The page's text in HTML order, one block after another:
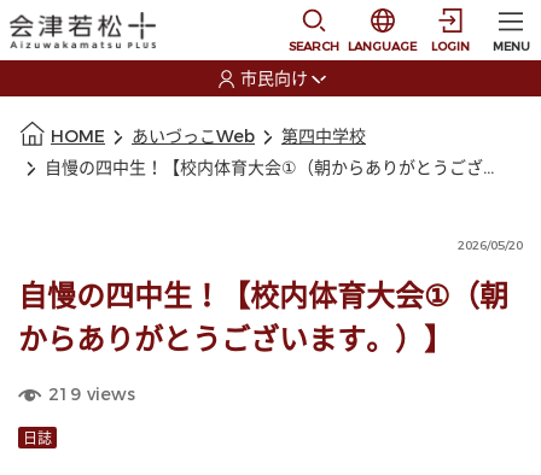
SEARCH
選択すると言語の切
LANGUAGE LOGIN MENU
市民向け
HOME あいづっこWeb
第四中学校
自慢の四中生！【校内体育大会①（朝からありがとうございます。）】
2026/05/20
自慢の四中生！【校内体育大会①（朝
からありがとうございます。）】
219 views
日誌